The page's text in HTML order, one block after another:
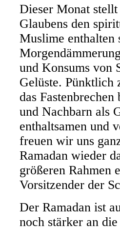
Dieser Monat
Glaubens den
Muslime enthalten
und Konsums von
Gelüste. Pünktlich
das
und Nachbarn als
enthaltsamen und
freuen wir uns
Ramadan wieder
größeren Rahmen
Vorsitzender der
Der Ramadan ist
noch stärker an